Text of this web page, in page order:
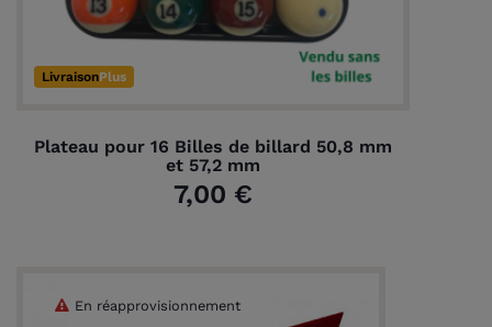
LivraisonPlus
Plateau pour 16 Billes de billard 50,8 mm
et 57,2 mm
7,00 €
En réapprovisionnement